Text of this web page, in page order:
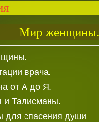
Мир женщины.
врача.
от А до Я.
и Талисманы.
для спасения души